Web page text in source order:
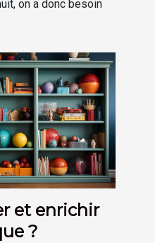
on a donc besoin
et enrichir
?